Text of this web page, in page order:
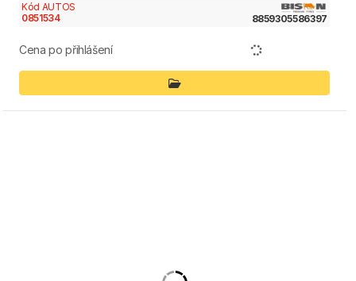
Kód AUTOS
0851534
8859305586397
Cena po přihlášení